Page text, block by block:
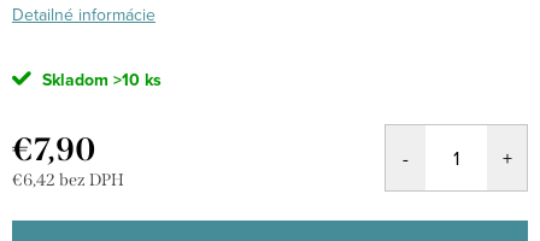
Detailné informácie
Skladom >10 ks
€7,90
€6,42 bez DPH
cena: